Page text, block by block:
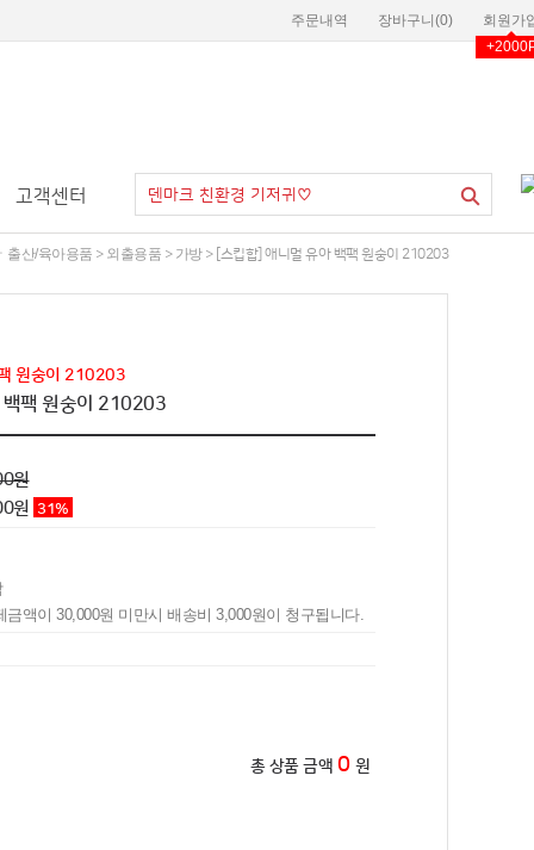
회원가
장바구니(0)
주문내역
고객센터
출산/육아용품 > 외출용품 > 가방> [스킵합] 애니멀 유아 백팩 원숭이 210203
원숭이 210203
팩 원숭이 210203
원
원 31%
금액이 30,000원 미만시 배송비 3,000원이 청구됩니다.
총 상품 금액 0 원